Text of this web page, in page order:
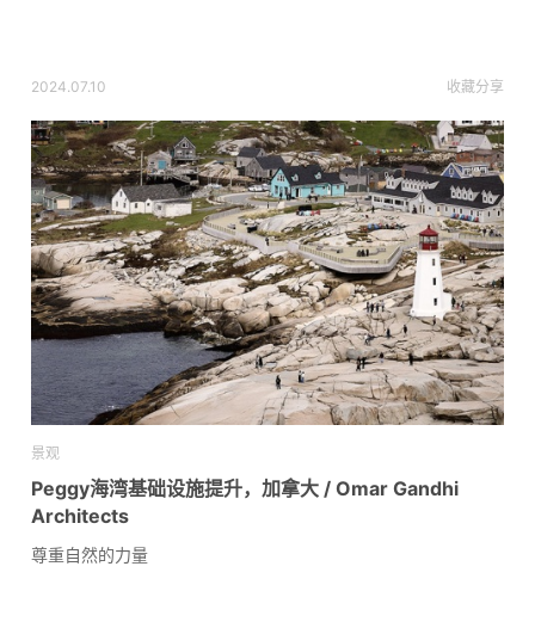
2024.07.10 收藏分享
景观
Peggy海湾基础设施提升，加拿大 / Omar Gandhi
Architects
尊重自然的力量